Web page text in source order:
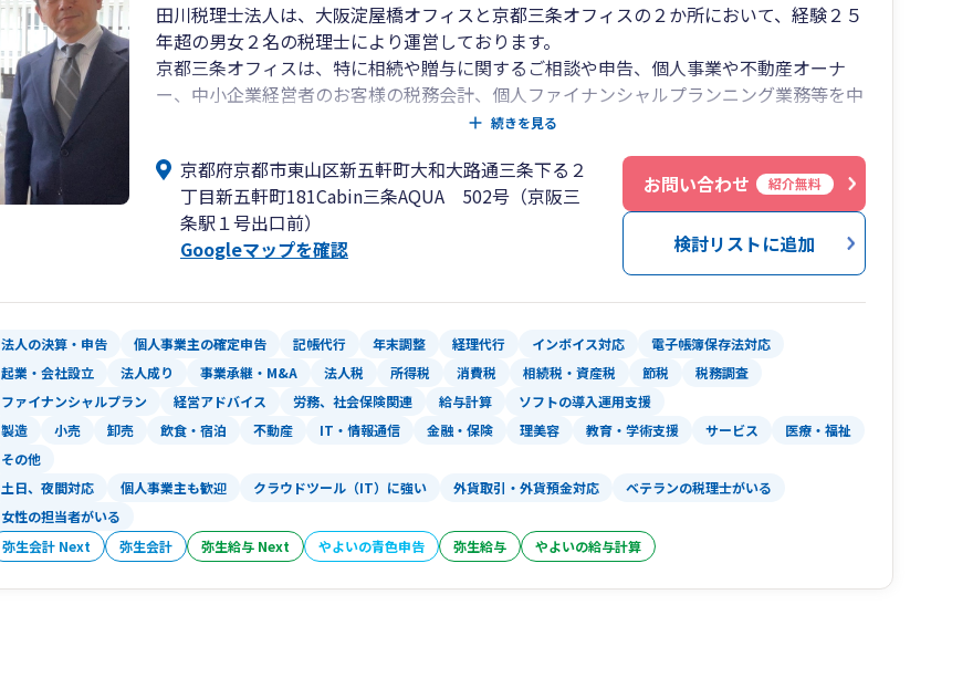
田川税理士法人は、大阪淀屋橋オフィスと京都三条オフィスの２か所において、経験２５
年超の男女２名の税理士により運営しております。
京都三条オフィスは、特に相続や贈与に関するご相談や申告、個人事業や不動産オーナ
ー、中小企業経営者のお客様の税務会計、個人ファイナンシャルプランニング業務等を中
弁護士、司法書士、社労士、弁理士、その他各種士業、専門家との連携もございますの
で、安心してお任せください。
鴨川沿い、三条京阪駅１番出口すぐ、バスターミナルやタクシー乗り場の目の前の便利な
立地です。
阪急河原町駅からも徒歩５分程度、訪問対応も可能ですのでご相談ください。
ぜひご相談をお待ちしております。
続きを見る
京都府京都市東山区新五軒町大和大路通三条下る２
丁目新五軒町181Cabin三条AQUA 502号（京阪三
条駅１号出口前）
Googleマップを確認
お問い合わせ 紹介無料
検討リストに追加
法人の決算・申告 個人事業主の確定申告 記帳代行 年末調整 経理代行 インボイス対応
電子帳簿保存法対応
起業・会社設立
法人成り 事業承継・M&A 法人税 所得税 消費税 相続税・資産税 節税
税務調査
ファイナンシャルプラン
経営アドバイス 労務、社会保険関連 給与計算 ソフトの導入運用支援
製造 小売 卸売 飲食・宿泊 不動産 IT・情報通信 金融・保険 理美容 教育・学術支援 サービス
医療・福祉
その他
土日、夜間対応 個人事業主も歓迎 クラウドツール（IT）に強い 外貨取引・外貨預金対応
ベテランの税理士がいる
女性の担当者がいる
弥生会計 Next 弥生会計 弥生給与 Next やよいの青色申告 弥生給与 やよいの給与計算